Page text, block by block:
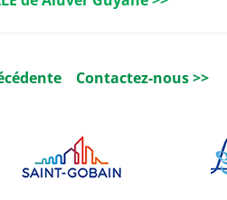
Contactez-nous >>